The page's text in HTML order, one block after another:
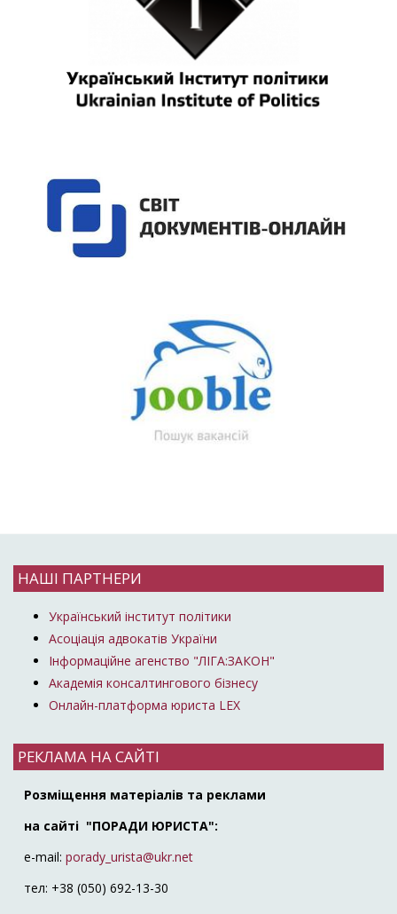
НАШІ ПАРТНЕРИ
Український інститут політики
Асоціація адвокатів України
Інформаційне агенство "ЛІГА:ЗАКОН"
Академія консалтингового бізнесу
Онлайн-платформа юриста LEX
РЕКЛАМА НА САЙТІ
Розміщення матеріалів та реклами
на сайті "ПОРАДИ ЮРИСТА":
e-mail: porady_urista@ukr.net
тел: +38 (050) 692-13-30